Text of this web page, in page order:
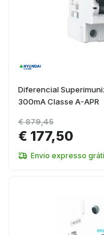
Diferencial
300mA Classe A-APR
€ 177,50
€ 879,45
Envio expresso